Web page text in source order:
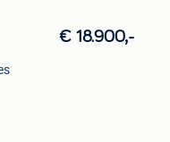
€ 18.900,-